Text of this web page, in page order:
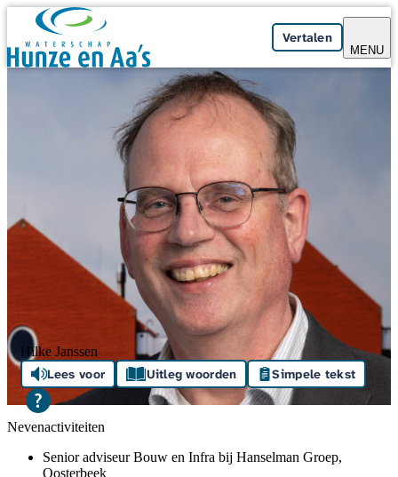
Skip navigation
Vertalen
MENU
Hilke Janssen
Lees voor Uitleg woorden Simpele tekst
Nevenactiviteiten
Senior adviseur Bouw en Infra bij Hanselman Groep,
Oosterbeek